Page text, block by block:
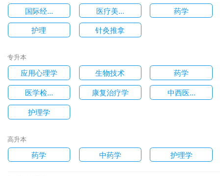
国际经... 医疗美...
药学
护理
针灸推拿
专升本
应用心理学 生物技术
药学
医学检...
康复治疗学
中西医...
护理学
高升本
药学 中药学 护理学